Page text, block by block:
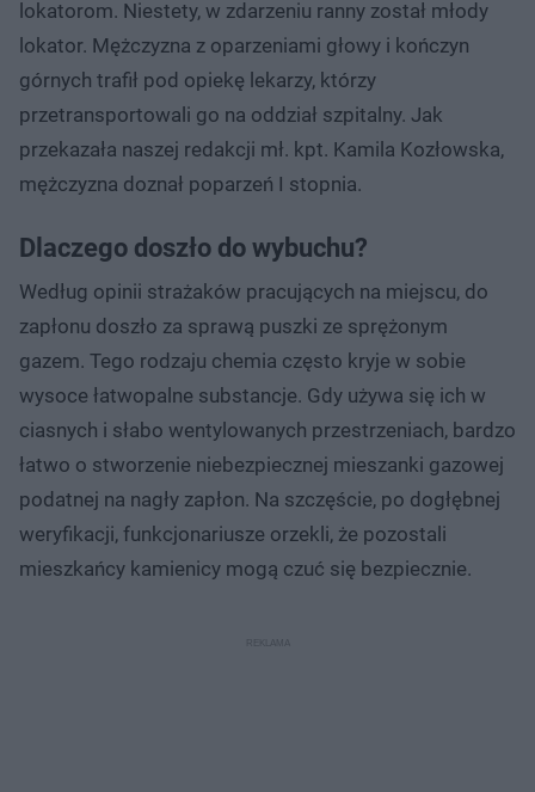
lokatorom. Niestety, w zdarzeniu ranny został młody
lokator. Mężczyzna z oparzeniami głowy i kończyn
górnych trafił pod opiekę lekarzy, którzy
przetransportowali go na oddział szpitalny. Jak
przekazała naszej redakcji mł. kpt. Kamila Kozłowska,
mężczyzna doznał poparzeń I stopnia.
Dlaczego doszło do wybuchu?
Według opinii strażaków pracujących na miejscu, do
zapłonu doszło za sprawą puszki ze sprężonym
gazem. Tego rodzaju chemia często kryje w sobie
wysoce łatwopalne substancje. Gdy używa się ich w
ciasnych i słabo wentylowanych przestrzeniach, bardzo
łatwo o stworzenie niebezpiecznej mieszanki gazowej
podatnej na nagły zapłon. Na szczęście, po dogłębnej
weryfikacji, funkcjonariusze orzekli, że pozostali
mieszkańcy kamienicy mogą czuć się bezpiecznie.